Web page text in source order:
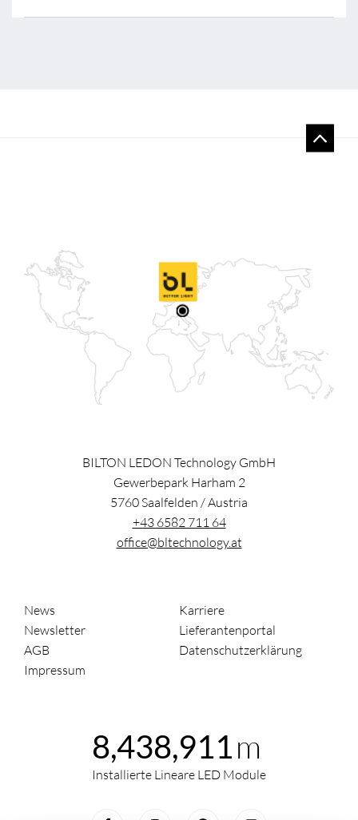
BILTON LEDON Technology GmbH
Gewerbepark Harham 2
5760Saalfelden /Austria
+43 6582 711 64
office@bltechnology.at
News
Karriere
Newsletter
Lieferantenportal
AGB
Datenschutzerklärung
Impressum
8,438,911m
Installierte Lineare LED Module